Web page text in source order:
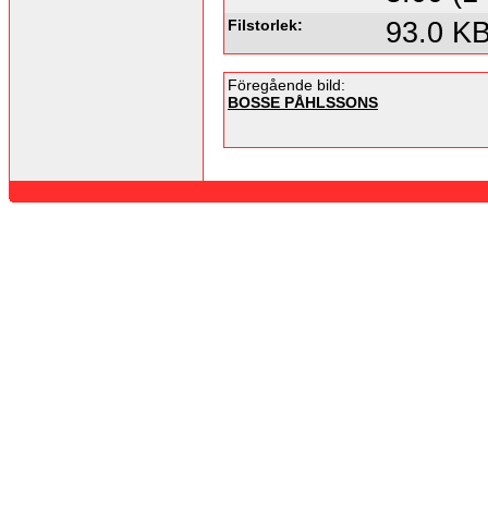
Filstorlek: 93.0
Föregående bild:
BOSSE PÅHLSSONS